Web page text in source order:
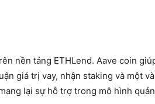
nền tảng ETHLend. Aave coin
giá trị vay, nhận staking và một
lại sự hỗ trợ trong mô hình